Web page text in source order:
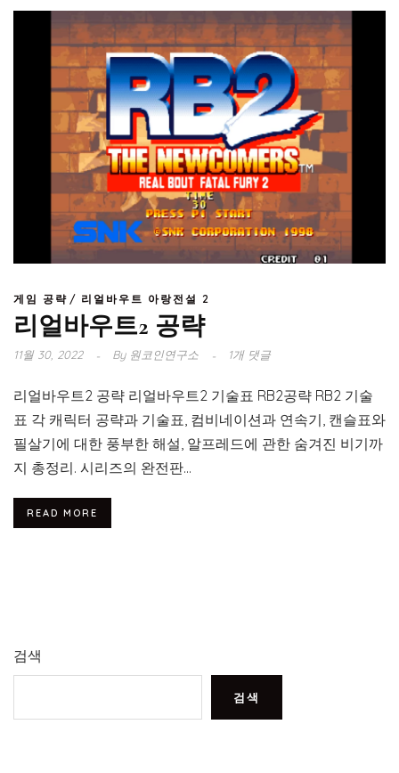
게임 공략 리얼바우트 아랑전설 2
리얼바우트2 공략
11월 30, 2022 By원코인연구소 1개 댓글
리얼바우트2 공략 리얼바우트2 기술표 RB2공략 RB2 기술
표 각 캐릭터 공략과 기술표, 컴비네이션과 연속기, 캔슬표와
필살기에 대한 풍부한 해설, 알프레드에 관한 숨겨진 비기까
지 총정리. 시리즈의 완전판...
READ MORE
검색
검색